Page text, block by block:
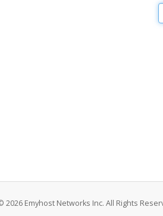
2026 Emyhost Networks Inc. All Rights